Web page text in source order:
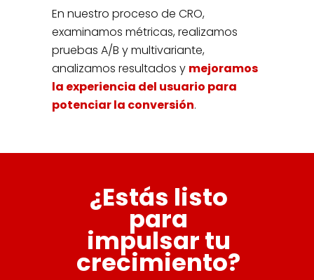
En nuestro proceso de CRO,
examinamos métricas, realizamos
pruebas A/B y multivariante,
analizamos resultados y mejoramos
la experiencia del usuario para
potenciar la conversión.
¿Estás listo
para
impulsar tu
crecimiento?